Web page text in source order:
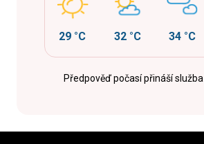
29 °C 32 °C 34 °C
Předpověď počasí přináší služba